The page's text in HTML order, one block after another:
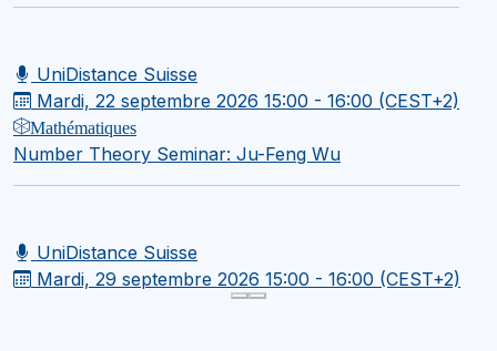
UniDistance Suisse
Mardi, 22 septembre 2026 15:00 - 16:00 (CEST+2)
Mathématiques
Number Theory Seminar: Ju-Feng Wu
UniDistance Suisse
Mardi, 29 septembre 2026 15:00 - 16:00 (CEST+2)